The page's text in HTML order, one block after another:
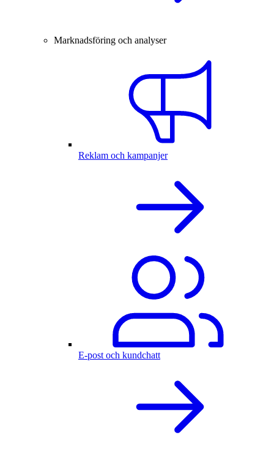
Marknadsföring och analyser
Reklam och kampanjer
E-post och kundchatt